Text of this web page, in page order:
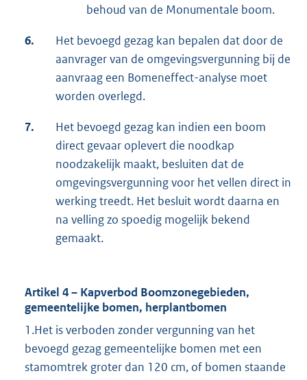
behoud van de Monumentale boom.
6.
Het bevoegd gezag kan bepalen dat door de
aanvrager van de omgevingsvergunning bij de
aanvraag een Bomeneffect-analyse moet
worden overlegd.
7.
Het bevoegd gezag kan indien een boom
direct gevaar oplevert die noodkap
noodzakelijk maakt, besluiten dat de
omgevingsvergunning voor het vellen direct in
werking treedt. Het besluit wordt daarna en
na velling zo spoedig mogelijk bekend
gemaakt.
Artikel 4 – Kapverbod Boomzonegebieden,
gemeentelijke bomen, herplantbomen
1.Het is verboden zonder vergunning van het
bevoegd gezag gemeentelijke bomen met een
stamomtrek groter dan 120 cm, of bomen staande